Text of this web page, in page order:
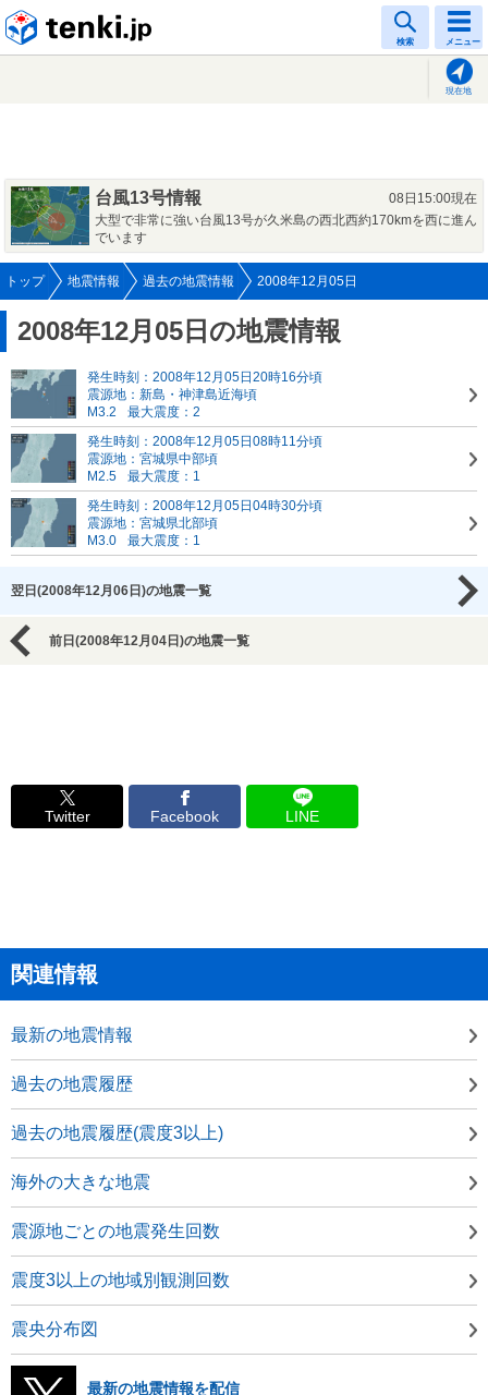
検索 メニュー
現在地
台風13号情報
08日15:00現在
大型で非常に強い台風13号が久米島の西北西約170kmを西に進ん
でいます
トップ 地震情報 過去の地震情報 2008年12月05日
2008年12月05日の地震情報
発生時刻：2008年12月05日20時16分頃
震源地：新島・神津島近海頃
M3.2
最大震度：2
発生時刻：2008年12月05日08時11分頃
震源地：宮城県中部頃
M2.5
最大震度：1
発生時刻：2008年12月05日04時30分頃
震源地：宮城県北部頃
M3.0
最大震度：1
翌日(2008年12月06日)の地震一覧
前日(2008年12月04日)の地震一覧
Twitter Facebook LINE
関連情報
最新の地震情報
過去の地震履歴
過去の地震履歴(震度3以上)
海外の大きな地震
震源地ごとの地震発生回数
震度3以上の地域別観測回数
震央分布図
最新の地震情報を配信